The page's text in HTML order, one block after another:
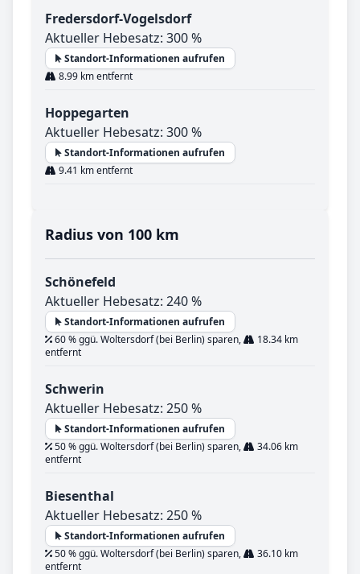
Fredersdorf-Vogelsdorf
Aktueller Hebesatz: 300 %
Standort-Informationen aufrufen
8.99 km entfernt
Hoppegarten
Aktueller Hebesatz: 300 %
Standort-Informationen aufrufen
9.41 km entfernt
Radius von 100 km
Schönefeld
Aktueller Hebesatz: 240 %
Standort-Informationen aufrufen
60 % ggü. Woltersdorf (bei Berlin) sparen,
18.34 km
entfernt
Schwerin
Aktueller Hebesatz: 250 %
Standort-Informationen aufrufen
50 % ggü. Woltersdorf (bei Berlin) sparen,
34.06 km
entfernt
Biesenthal
Aktueller Hebesatz: 250 %
Standort-Informationen aufrufen
50 % ggü. Woltersdorf (bei Berlin) sparen,
36.10 km
entfernt